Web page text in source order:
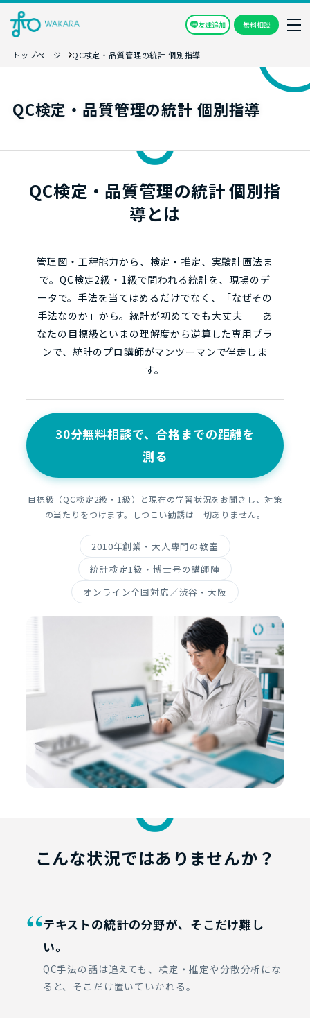
友達追加 無料相談
トップページ QC検定・品質管理の統計 個別指導
QC検定・品質管理の統計 個別指導
QC検定・品質管理の統計 個別指
導とは
管理図・工程能力から、検定・推定、実験計画法ま
で。QC検定2級・1級で問われる統計を、現場のデ
ータで。手法を当てはめるだけでなく、「なぜその
手法なのか」から。統計が初めてでも大丈夫——あ
なたの目標級といまの理解度から逆算した専用プラ
ンで、統計のプロ講師がマンツーマンで伴走しま
す。
30分無料相談で、合格までの距離を
測る
目標級（QC検定2級・1級）と現在の学習状況をお聞きし、対策
の当たりをつけます。しつこい勧誘は一切ありません。
2010年創業・大人専門の教室
統計検定1級・博士号の講師陣
オンライン全国対応／渋谷・大阪
こんな状況ではありませんか？
“テキストの統計の分野が、そこだけ難し
い。
QC手法の話は追えても、検定・推定や分散分析にな
ると、そこだけ置いていかれる。